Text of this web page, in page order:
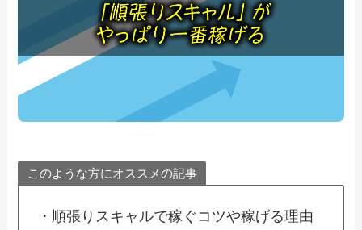
このような方にオススメの記事
・順張りスキャルで稼ぐコツや稼げる理由